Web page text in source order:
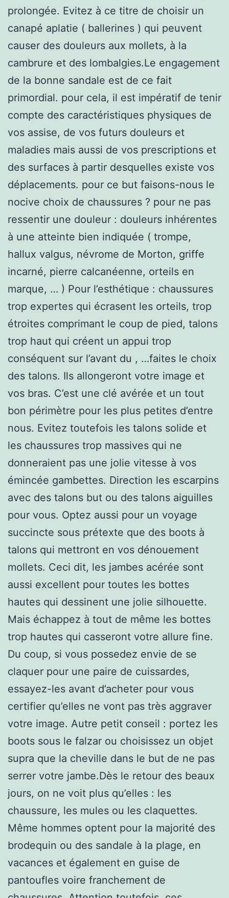
prolongée. Evitez à ce titre de choisir un
canapé aplatie ( ballerines ) qui peuvent
causer des douleurs aux mollets, à la
cambrure et des lombalgies.Le engagement
de la bonne sandale est de ce fait
primordial. pour cela, il est impératif de tenir
compte des caractéristiques physiques de
vos assise, de vos futurs douleurs et
maladies mais aussi de vos prescriptions et
des surfaces à partir desquelles existe vos
déplacements. pour ce but faisons-nous le
nocive choix de chaussures ? pour ne pas
ressentir une douleur : douleurs inhérentes
à une atteinte bien indiquée ( trompe,
hallux valgus, névrome de Morton, griffe
incarné, pierre calcanéenne, orteils en
marque, … ) Pour l’esthétique : chaussures
trop expertes qui écrasent les orteils, trop
étroites comprimant le coup de pied, talons
trop haut qui créent un appui trop
conséquent sur l’avant du , …faites le choix
des talons. Ils allongeront votre image et
vos bras. C’est une clé avérée et un tout
bon périmètre pour les plus petites d’entre
nous. Evitez toutefois les talons solide et
les chaussures trop massives qui ne
donneraient pas une jolie vitesse à vos
émincée gambettes. Direction les escarpins
avec des talons but ou des talons aiguilles
pour vous. Optez aussi pour un voyage
succincte sous prétexte que des boots à
talons qui mettront en vos dénouement
mollets. Ceci dit, les jambes acérée sont
aussi excellent pour toutes les bottes
hautes qui dessinent une jolie silhouette.
Mais échappez à tout de même les bottes
trop hautes qui casseront votre allure fine.
Du coup, si vous possedez envie de se
claquer pour une paire de cuissardes,
essayez-les avant d’acheter pour vous
certifier qu’elles ne vont pas très aggraver
votre image. Autre petit conseil : portez les
boots sous le falzar ou choisissez un objet
supra que la cheville dans le but de ne pas
serrer votre jambe.Dès le retour des beaux
jours, on ne voit plus qu’elles : les
chaussure, les mules ou les claquettes.
Même hommes optent pour la majorité des
brodequin ou des sandale à la plage, en
vacances et également en guise de
pantoufles voire franchement de